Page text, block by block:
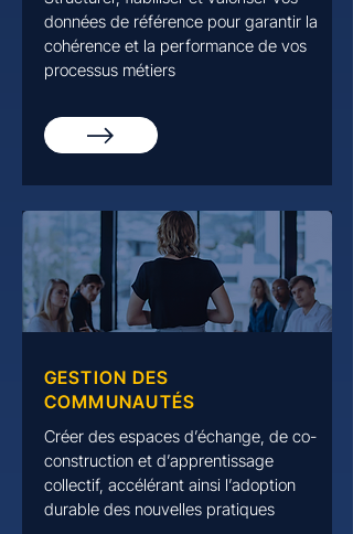
données de référence pour garantir la
cohérence et la performance de vos
processus métiers
GESTION DES
COMMUNAUTÉS
Créer des espaces d’échange, de co-
construction et d’apprentissage
collectif, accélérant ainsi l’adoption
durable des nouvelles pratiques